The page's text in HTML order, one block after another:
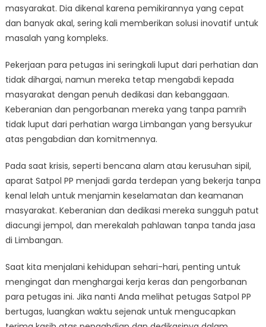
masyarakat. Dia dikenal karena pemikirannya yang cepat
dan banyak akal, sering kali memberikan solusi inovatif untuk
masalah yang kompleks.
Pekerjaan para petugas ini seringkali luput dari perhatian dan
tidak dihargai, namun mereka tetap mengabdi kepada
masyarakat dengan penuh dedikasi dan kebanggaan.
Keberanian dan pengorbanan mereka yang tanpa pamrih
tidak luput dari perhatian warga Limbangan yang bersyukur
atas pengabdian dan komitmennya.
Pada saat krisis, seperti bencana alam atau kerusuhan sipil,
aparat Satpol PP menjadi garda terdepan yang bekerja tanpa
kenal lelah untuk menjamin keselamatan dan keamanan
masyarakat. Keberanian dan dedikasi mereka sungguh patut
diacungi jempol, dan merekalah pahlawan tanpa tanda jasa
di Limbangan.
Saat kita menjalani kehidupan sehari-hari, penting untuk
mengingat dan menghargai kerja keras dan pengorbanan
para petugas ini. Jika nanti Anda melihat petugas Satpol PP
bertugas, luangkan waktu sejenak untuk mengucapkan